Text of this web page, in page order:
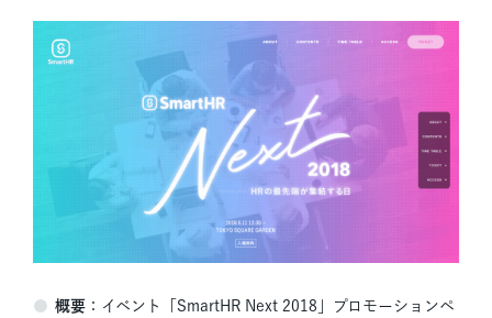
概要 ：イベント「SmartHR Next 2018」プロモーションペ